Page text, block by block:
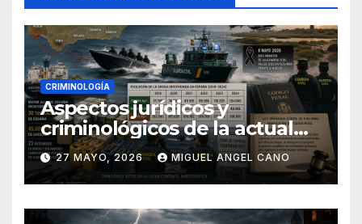
CRIMINOLOGÍA
Aspectos jurídicos y
criminológicos de la actual
lucha contra el narcotráfico
en el sur de España
27 MAYO, 2026 MIGUEL ANGEL CANO